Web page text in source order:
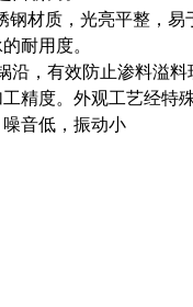
材质，光亮平整，易
耐用度。
，有效防止渗料溢料
精度。外观工艺经特
音低，振动小